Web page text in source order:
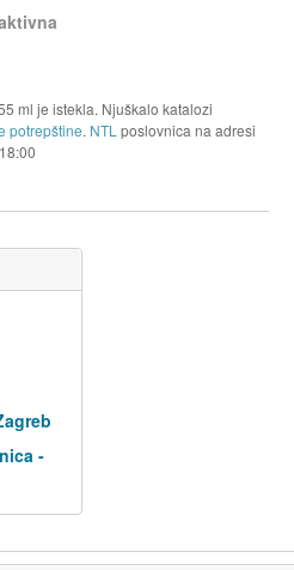
ml je istekla. Njuškalo katalozi
potrepštine. NTL poslovnica na adresi
18:00
-